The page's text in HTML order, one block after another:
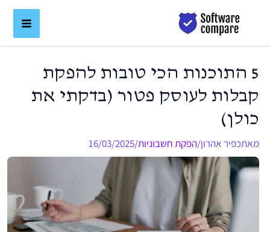
5 התוכנות הכי טובות להפקת
קבלות לעוסק פטור (בדקתי את
כולן)
מאתכפיר אהרון/הפקת חשבוניות/
16/03/2025